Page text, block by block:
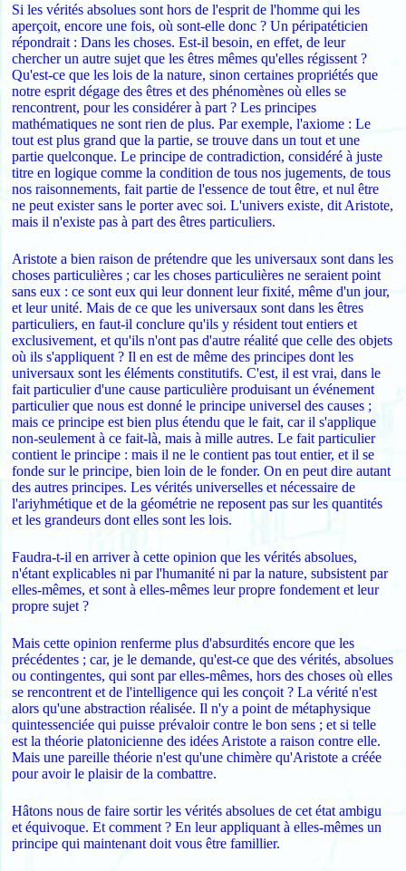
Si les vérités absolues sont hors de l'esprit de l'homme qui les
aperçoit, encore une fois, où sont-elle donc ? Un péripatéticien
répondrait : Dans les choses. Est-il besoin, en effet, de leur
chercher un autre sujet que les êtres mêmes qu'elles régissent ?
Qu'est-ce que les lois de la nature, sinon certaines propriétés que
notre esprit dégage des êtres et des phénomènes où elles se
rencontrent, pour les considérer à part ? Les principes
mathématiques ne sont rien de plus. Par exemple, l'axiome : Le
tout est plus grand que la partie, se trouve dans un tout et une
partie quelconque. Le principe de contradiction, considéré à juste
titre en logique comme la condition de tous nos jugements, de tous
nos raisonnements, fait partie de l'essence de tout être, et nul être
ne peut exister sans le porter avec soi. L'univers existe, dit Aristote,
mais il n'existe pas à part des êtres particuliers.
Aristote a bien raison de prétendre que les universaux sont dans les
choses particulières ; car les choses particulières ne seraient point
sans eux : ce sont eux qui leur donnent leur fixité, même d'un jour,
et leur unité. Mais de ce que les universaux sont dans les êtres
particuliers, en faut-il conclure qu'ils y résident tout entiers et
exclusivement, et qu'ils n'ont pas d'autre réalité que celle des objets
où ils s'appliquent ? Il en est de même des principes dont les
universaux sont les éléments constitutifs. C'est, il est vrai, dans le
fait particulier d'une cause particulière produisant un événement
particulier que nous est donné le principe universel des causes ;
mais ce principe est bien plus étendu que le fait, car il s'applique
non-seulement à ce fait-là, mais à mille autres. Le fait particulier
contient le principe : mais il ne le contient pas tout entier, et il se
fonde sur le principe, bien loin de le fonder. On en peut dire autant
des autres principes. Les vérités universelles et nécessaire de
l'ariyhmétique et de la géométrie ne reposent pas sur les quantités
et les grandeurs dont elles sont les lois.
Faudra-t-il en arriver à cette opinion que les vérités absolues,
n'étant explicables ni par l'humanité ni par la nature, subsistent par
elles-mêmes, et sont à elles-mêmes leur propre fondement et leur
propre sujet ?
Mais cette opinion renferme plus d'absurdités encore que les
précédentes ; car, je le demande, qu'est-ce que des vérités, absolues
ou contingentes, qui sont par elles-mêmes, hors des choses où elles
se rencontrent et de l'intelligence qui les conçoit ? La vérité n'est
alors qu'une abstraction réalisée. Il n'y a point de métaphysique
quintessenciée qui puisse prévaloir contre le bon sens ; et si telle
est la théorie platonicienne des idées Aristote a raison contre elle.
Mais une pareille théorie n'est qu'une chimère qu'Aristote a créée
pour avoir le plaisir de la combattre.
Hâtons nous de faire sortir les vérités absolues de cet état ambigu
et équivoque. Et comment ? En leur appliquant à elles-mêmes un
principe qui maintenant doit vous être famillier.